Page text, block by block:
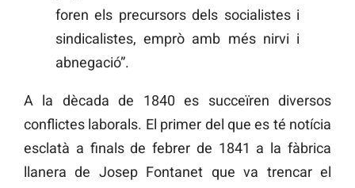
foren els precursors dels socialistes i
sindicalistes, emprò amb més nirvi i
abnegació”.
A la dècada de 1840 es succeïren diversos
conflictes laborals. El primer del que es té notícia
esclatà a finals de febrer de 1841 a la fàbrica
llanera de Josep Fontanet que va trencar el